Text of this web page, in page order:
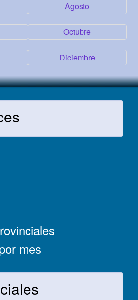
Agosto
Octubre
Diciembre
mes